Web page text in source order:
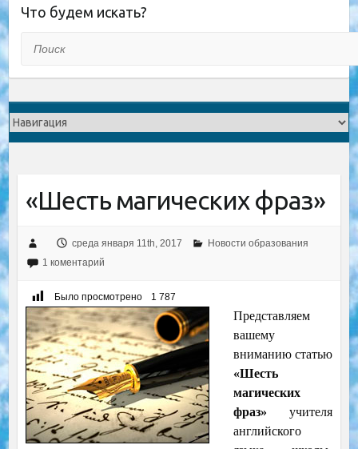
Что будем искать?
«Шесть магических фраз»
среда января 11th, 2017
Новости образования
1 коментарий
Было просмотрено 1 787
Представляем
вашему
вниманию статью
«Шесть
магических
фраз» учителя
английского